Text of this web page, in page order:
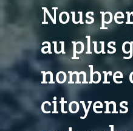
Nous
au plus
nombre